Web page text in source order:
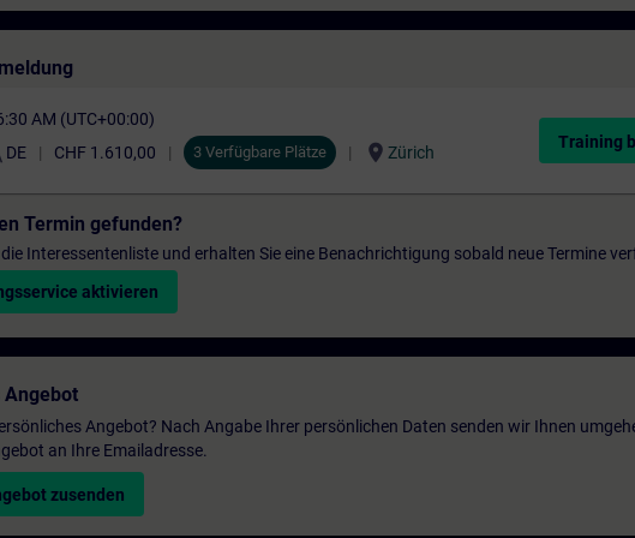
AM (UTC+00:00)
DE CHF 1.610,00 3 Verfügbare Plätze location_on Zürich
Training
Termin gefunden?
Interessentenliste und erhalten Sie eine Benachrichtigung sobald neue Termine
aktivieren
Angebot
Angebot? Nach Angabe Ihrer persönlichen Daten senden wir Ihnen
an Ihre Emailadresse.
zusenden